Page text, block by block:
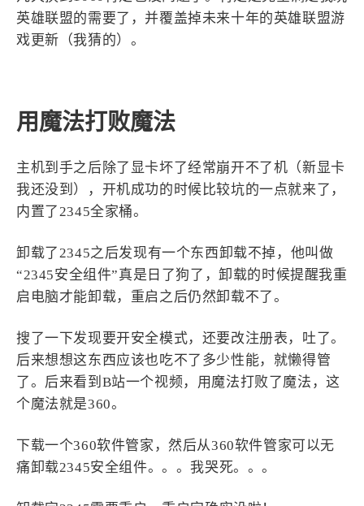
英雄联盟的需要了，并覆盖掉未来十年的英雄联盟游
戏更新（我猜的）。
用魔法打败魔法
主机到手之后除了显卡坏了经常崩开不了机（新显卡
我还没到），开机成功的时候比较坑的一点就来了，
内置了2345全家桶。
卸载了2345之后发现有一个东西卸载不掉，他叫做
“2345安全组件”真是日了狗了，卸载的时候提醒我重
启电脑才能卸载，重启之后仍然卸载不了。
搜了一下发现要开安全模式，还要改注册表，吐了。
后来想想这东西应该也吃不了多少性能，就懒得管
了。后来看到B站一个视频，用魔法打败了魔法，这
个魔法就是360。
下载一个360软件管家，然后从360软件管家可以无
痛卸载2345安全组件。。。我哭死。。。